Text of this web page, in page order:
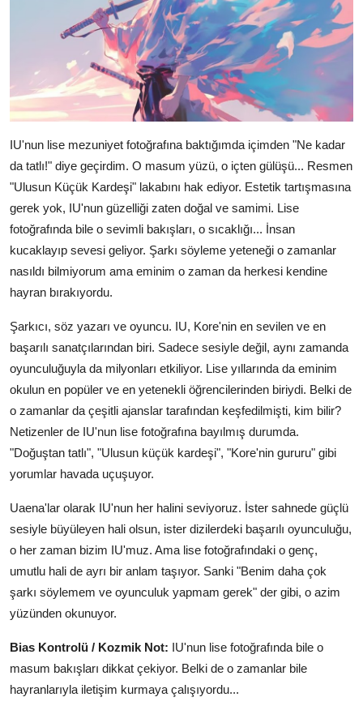
IU'nun lise mezuniyet fotoğrafına baktığımda içimden "Ne kadar
da tatlı!" diye geçirdim. O masum yüzü, o içten gülüşü... Resmen
"Ulusun Küçük Kardeşi" lakabını hak ediyor. Estetik tartışmasına
gerek yok, IU'nun güzelliği zaten doğal ve samimi. Lise
fotoğrafında bile o sevimli bakışları, o sıcaklığı... İnsan
kucaklayıp sevesi geliyor. Şarkı söyleme yeteneği o zamanlar
nasıldı bilmiyorum ama eminim o zaman da herkesi kendine
hayran bırakıyordu.
Şarkıcı, söz yazarı ve oyuncu. IU, Kore'nin en sevilen ve en
başarılı sanatçılarından biri. Sadece sesiyle değil, aynı zamanda
oyunculuğuyla da milyonları etkiliyor. Lise yıllarında da eminim
okulun en popüler ve en yetenekli öğrencilerinden biriydi. Belki de
o zamanlar da çeşitli ajanslar tarafından keşfedilmişti, kim bilir?
Netizenler de IU'nun lise fotoğrafına bayılmış durumda.
"Doğuştan tatlı", "Ulusun küçük kardeşi", "Kore'nin gururu" gibi
yorumlar havada uçuşuyor.
Uaena'lar olarak IU'nun her halini seviyoruz. İster sahnede güçlü
sesiyle büyüleyen hali olsun, ister dizilerdeki başarılı oyunculuğu,
o her zaman bizim IU'muz. Ama lise fotoğrafındaki o genç,
umutlu hali de ayrı bir anlam taşıyor. Sanki "Benim daha çok
şarkı söylemem ve oyunculuk yapmam gerek" der gibi, o azim
yüzünden okunuyor.
Bias Kontrolü / Kozmik Not: IU'nun lise fotoğrafında bile o
masum bakışları dikkat çekiyor. Belki de o zamanlar bile
hayranlarıyla iletişim kurmaya çalışıyordu...